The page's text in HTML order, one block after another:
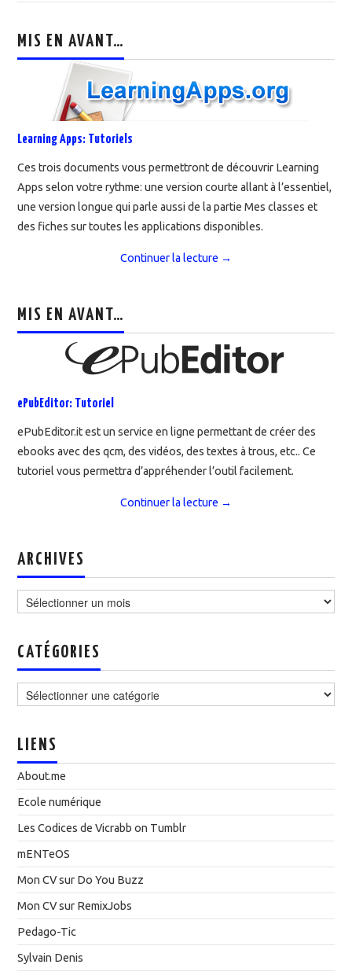
MIS EN AVANT…
Learning Apps: Tutoriels
Ces trois documents vous permettront de découvrir Learning
Apps selon votre rythme: une version courte allant à l’essentiel,
une version longue qui parle aussi de la partie Mes classes et
des fiches sur toutes les applications disponibles.
Continuer la lecture →
MIS EN AVANT…
ePubEditor: Tutoriel
ePubEditor.it est un service en ligne permettant de créer des
ebooks avec des qcm, des vidéos, des textes à trous, etc.. Ce
tutoriel vous permettra d’appréhender l’outil facilement.
Continuer la lecture →
ARCHIVES
CATÉGORIES
LIENS
About.me
Ecole numérique
Les Codices de Vicrabb on Tumblr
mENTeOS
Mon CV sur Do You Buzz
Mon CV sur RemixJobs
Pedago-Tic
Sylvain Denis